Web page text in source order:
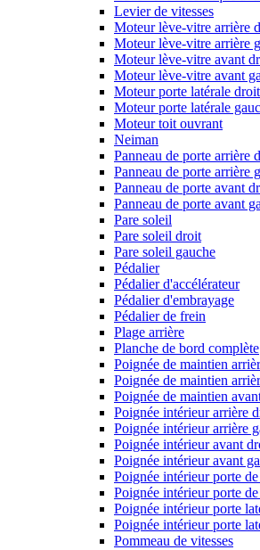
Levier de vitesses
Moteur lève-vitre arrière
Moteur lève-vitre arrière
Moteur lève-vitre avant
Moteur lève-vitre avant
Moteur porte latérale
Moteur porte latérale
Moteur toit ouvrant
Neiman
Panneau de porte arrière
Panneau de porte arrière
Panneau de porte avant
Panneau de porte avant
Pare soleil
Pare soleil droit
Pare soleil gauche
Pédalier
Pédalier d'accélérateur
Pédalier d'embrayage
Pédalier de frein
Plage arrière
Planche de bord complète
Poignée de maintien
Poignée de maintien
Poignée de maintien
Poignée intérieur arrière
Poignée intérieur arrière
Poignée intérieur avant
Poignée intérieur avant
Poignée intérieur porte
Poignée intérieur porte
Poignée intérieur porte
Poignée intérieur porte
Pommeau de vitesses